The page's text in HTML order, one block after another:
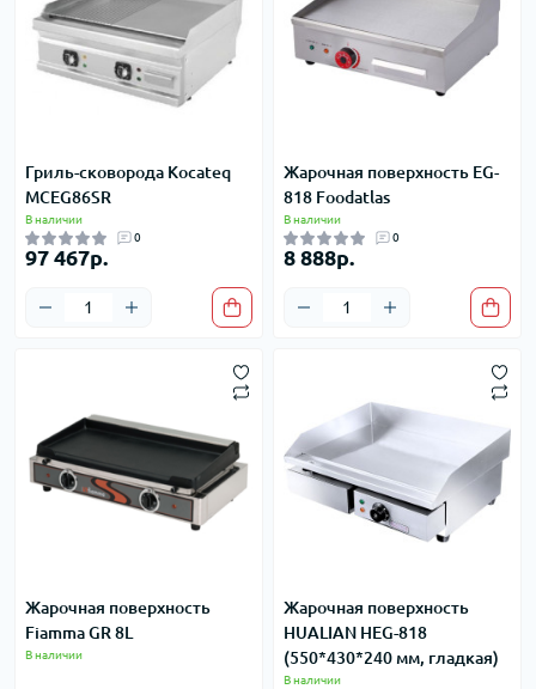
Гриль-сковорода Kocateq
MCEG86SR
В наличии
0
97 467р.
Жарочная поверхность EG-
818 Foodatlas
В наличии
0
8 888р.
Жарочная поверхность
Fiamma GR 8L
В наличии
Жарочная поверхность
HUALIAN HEG-818
(550*430*240 мм, гладкая)
В наличии